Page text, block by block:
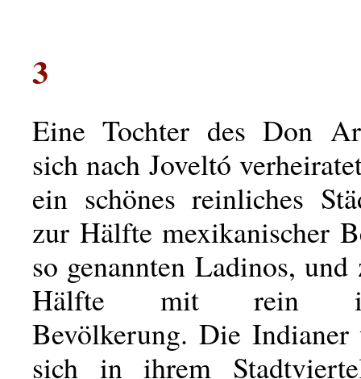
3
Eine Tochter des Don
sich nach Joveltó
ein schönes reinliches
zur Hälfte mexikanischer
so genannten Ladinos, und
Hälfte mit rein
Bevölkerung. Die
sich in ihrem